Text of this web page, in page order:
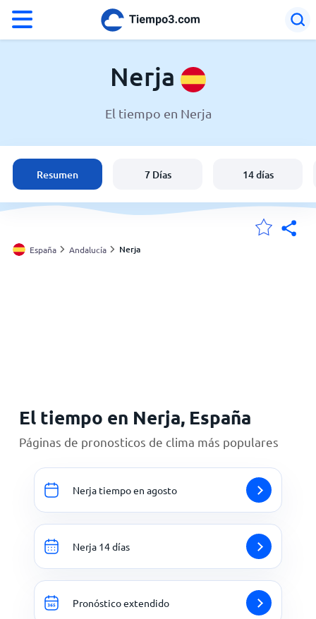
España
Argentina
Estados Unidos
Nerja
El tiempo en Nerja
Resumen 7 Días 14 días
España Andalucía Nerja
El tiempo en Nerja, España
Páginas de pronosticos de clima más populares
Nerja tiempo en agosto
Nerja 14 días
Pronóstico extendido